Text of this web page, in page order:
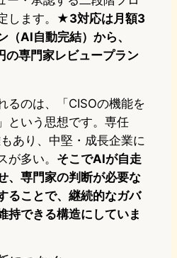
します。 ★3対応は月額3
（AI自動完結）から、
専門家レビュープラン
るのは、「CISOの機能を
という思想です。専任
あり、中堅・成長企業に
が多い。 そこでAIが自走
、専門家の判断が必要な
ることで、継続的なガバ
持できる構造にしていま